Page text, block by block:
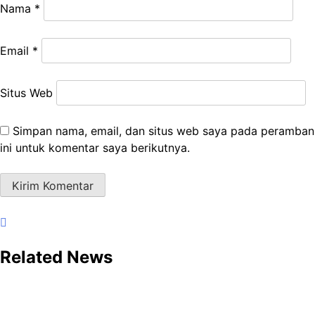
Nama *
Email *
Situs Web
Simpan nama, email, dan situs web saya pada peramban
ini untuk komentar saya berikutnya.
Related News